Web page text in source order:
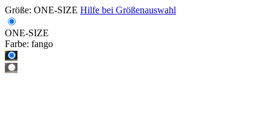
Größe: ONE-SIZE Hilfe bei Größenauswahl
ONE-SIZE
Farbe: fango